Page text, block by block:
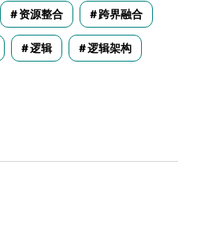
资源整合 跨界融合
逻辑 逻辑架构